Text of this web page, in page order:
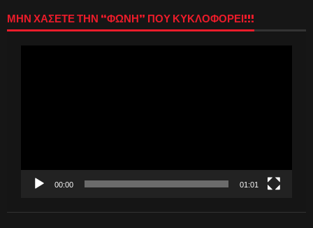
ΜΗΝ ΧΑΣΕΤΕ ΤΗΝ “ΦΩΝΗ” ΠΟΥ ΚΥΚΛΟΦΟΡΕΙ!!!
00:00 01:01